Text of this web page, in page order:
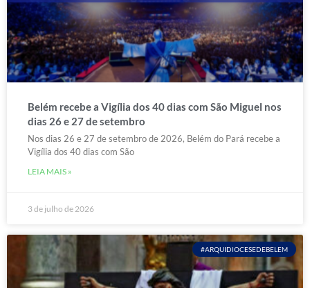
Belém recebe a Vigília dos 40 dias com São Miguel nos
dias 26 e 27 de setembro
Nos dias 26 e 27 de setembro de 2026, Belém do Pará recebe a
Vigília dos 40 dias com São
LEIA MAIS »
3 de julho de 2026
#ARQUIDIOCESEDEBELEM